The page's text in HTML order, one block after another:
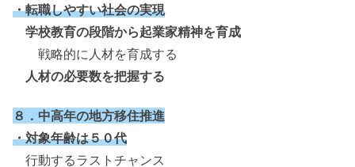
・転職しやすい社会の実現
学校教育の段階から起業家精神を育成
戦略的に人材を育成する
人材の必要数を把握する
８．中高年の地方移住推進
・対象年齢は５０代
行動するラストチャンス